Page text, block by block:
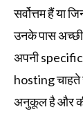
सर्वोत्तम हैं या
उनके पास अच्छी
अपनी
hosting चाहते
अनुकूल है और